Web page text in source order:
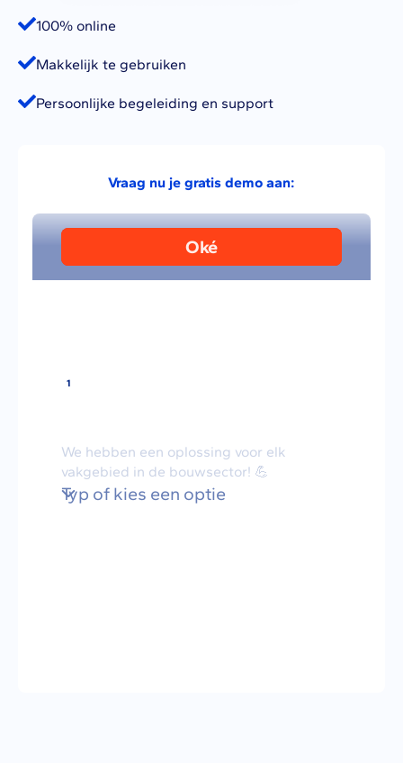
100% online
Makkelijk te gebruiken
Persoonlijke begeleiding en support
Vraag nu je gratis demo aan: